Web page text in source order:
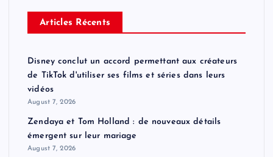
Articles Récents
Disney conclut un accord permettant aux créateurs
de TikTok d'utiliser ses films et séries dans leurs
vidéos
August 7, 2026
Zendaya et Tom Holland : de nouveaux détails
émergent sur leur mariage
August 7, 2026